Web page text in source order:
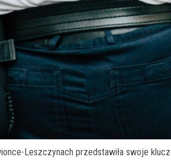
Leszczynach przedstawiła swoje